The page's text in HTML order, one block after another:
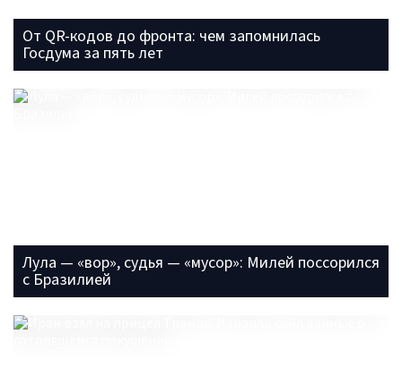
От QR-кодов до фронта: чем запомнилась
Госдума за пять лет
Лула — «вор», судья — «мусор»: Милей поссорился
с Бразилией